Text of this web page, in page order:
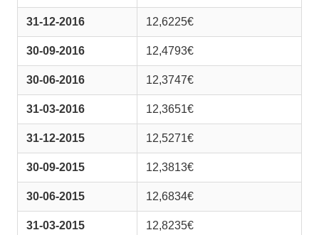
31-12-2016 12,6225€
30-09-2016 12,4793€
30-06-2016 12,3747€
31-03-2016 12,3651€
31-12-2015 12,5271€
30-09-2015 12,3813€
30-06-2015 12,6834€
31-03-2015 12,8235€